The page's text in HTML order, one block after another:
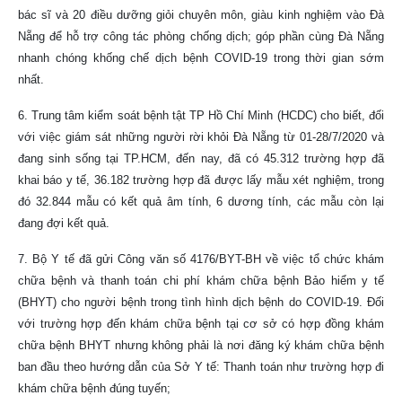
bác sĩ và 20 điều dưỡng giỏi chuyên môn, giàu kinh nghiệm vào Đà
Nẵng để hỗ trợ công tác phòng chống dịch; góp phần cùng Đà Nẵng
nhanh chóng khống chế dịch bệnh COVID-19 trong thời gian sớm
nhất.
6. Trung tâm kiểm soát bệnh tật TP Hồ Chí Minh (HCDC) cho biết, đối
với việc giám sát những người rời khỏi Đà Nẵng từ 01-28/7/2020 và
đang sinh sống tại TP.HCM, đến nay, đã có 45.312 trường hợp đã
khai báo y tế, 36.182 trường hợp đã được lấy mẫu xét nghiệm, trong
đó 32.844 mẫu có kết quả âm tính, 6 dương tính, các mẫu còn lại
đang đợi kết quả.
7. Bộ Y tế đã gửi Công văn số 4176/BYT-BH về việc tổ chức khám
chữa bệnh và thanh toán chi phí khám chữa bệnh Bảo hiểm y tế
(BHYT) cho người bệnh trong tình hình dịch bệnh do COVID-19. Đối
với trường hợp đến khám chữa bệnh tại cơ sở có hợp đồng khám
chữa bệnh BHYT nhưng không phải là nơi đăng ký khám chữa bệnh
ban đầu theo hướng dẫn của Sở Y tế: Thanh toán như trường hợp đi
khám chữa bệnh đúng tuyến;